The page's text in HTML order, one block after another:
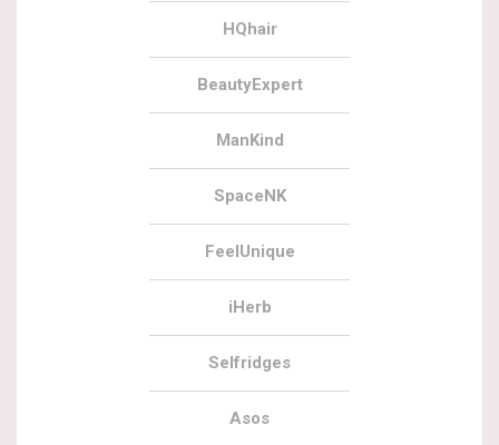
HQhair
BeautyExpert
ManKind
SpaceNK
FeelUnique
iHerb
Selfridges
Asos